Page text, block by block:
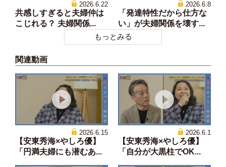
2026.6.22
共感しすぎると夫婦仲は
こじれる？ 夫婦関係...
2026.6.8
「発達特性だから仕方な
い」が夫婦関係を壊す...
もっとみる
関連動画
2026.6.15
【安東秀海×やしろ優】
「円満夫婦にも潜むあ...
2026.6.1
【安東秀海×やしろ優】
「自分が大黒柱でOK...